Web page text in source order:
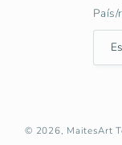
País/
© 2026, MaitesArt